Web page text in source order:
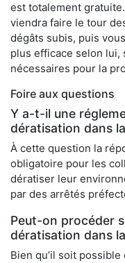
est totalement
viendra faire le tour
dégâts subis, puis
plus efficace selon lui,
nécessaires pour la
Foire aux questions
Y a-t-il une
dératisation dans
À cette question la
obligatoire pour les
dératiser leur
par des arrêtés
Peut-on procéder
dératisation dans
Bien qu’il soit